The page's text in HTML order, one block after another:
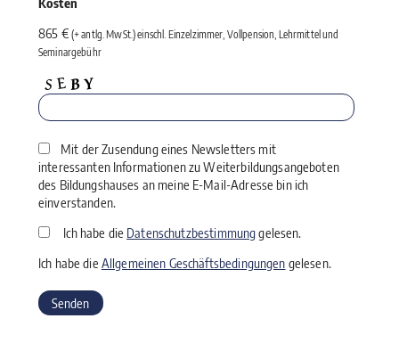
865 € (+ antlg. MwSt.) einschl. Einzelzimmer, Vollpension, Lehrmittel und
Seminargebühr
Mit der Zusendung eines Newsletters mit
interessanten Informationen zu Weiterbildungsangeboten
des Bildungshauses an meine E-Mail-Adresse bin ich
einverstanden.
Ich habe die Datenschutzbestimmunggelesen.
Ich habe die Allgemeinen Geschäftsbedingungen gelesen.